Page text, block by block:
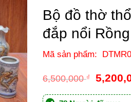
Bộ đồ thờ
đắp nổi
Mã sản phẩm:
6,500,000₫
Giá
là: